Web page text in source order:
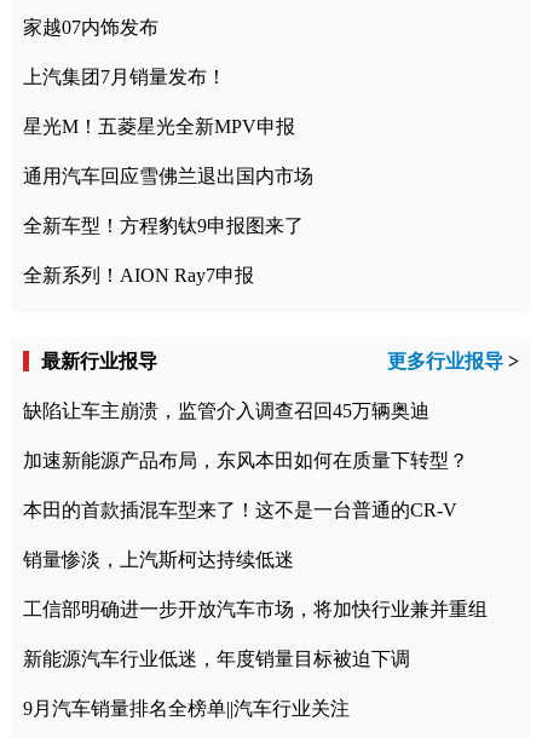
家越07内饰发布
上汽集团7月销量发布！
星光M！五菱星光全新MPV申报
通用汽车回应雪佛兰退出国内市场
全新车型！方程豹钛9申报图来了
全新系列！AION Ray7申报
最新行业报导 更多行业报导 >
缺陷让车主崩溃，监管介入调查召回45万辆奥迪
加速新能源产品布局，东风本田如何在质量下转型？
本田的首款插混车型来了！这不是一台普通的CR-V
销量惨淡，上汽斯柯达持续低迷
工信部明确进一步开放汽车市场，将加快行业兼并重组
新能源汽车行业低迷，年度销量目标被迫下调
9月汽车销量排名全榜单||汽车行业关注